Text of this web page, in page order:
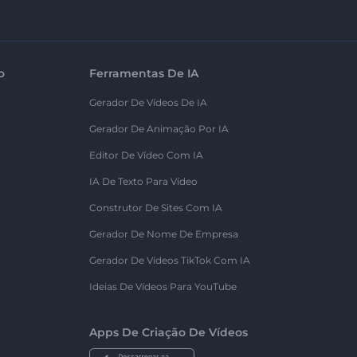
Ferramentas De IA
Gerador De Vídeos De IA
Gerador De Animação Por IA
Editor De Vídeo Com IA
IA De Texto Para Vídeo
Construtor De Sites Com IA
Gerador De Nome De Empresa
Gerador De Vídeos TikTok Com IA
Ideias De Vídeos Para YouTube
Apps De Criação De Vídeos